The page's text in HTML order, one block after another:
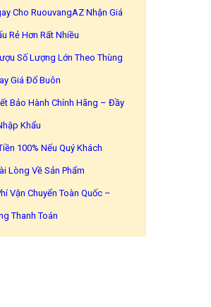
Cho RuouvangAZ Nhận Giá
Rẻ Hơn Rất Nhiều
Số Lượng Lớn Theo Thùng
Giá Đổ Buôn
Bảo Hành Chính Hãng – Đầy
Khẩu
100% Nếu Quý Khách
Lòng Về Sản Phẩm
Vận Chuyển Toàn Quốc –
Thanh Toán